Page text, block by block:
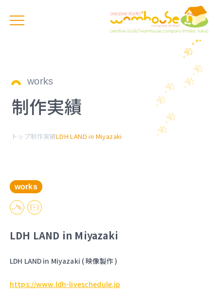
works
制作実績
トップ制作実績LDH LAND in Miyazaki
works
LDH LAND in Miyazaki
LDH LAND in Miyazaki ( 映像製作 )
https://www.ldh-liveschedule.jp